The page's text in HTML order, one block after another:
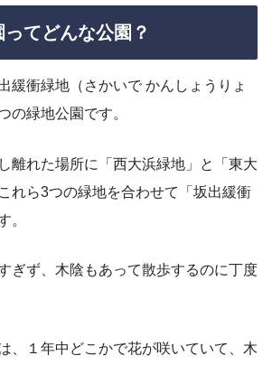
てどんな公園？
緩衝緑地（さかいで かんしょうりょ
の緑地公園です。
離れた場所に「西大浜緑地」と「東大
れら3つの緑地を合わせて「坂出緩衝
。
ぎず、木陰もあって散歩するのに丁度
、１年中どこかで花が咲いていて、木